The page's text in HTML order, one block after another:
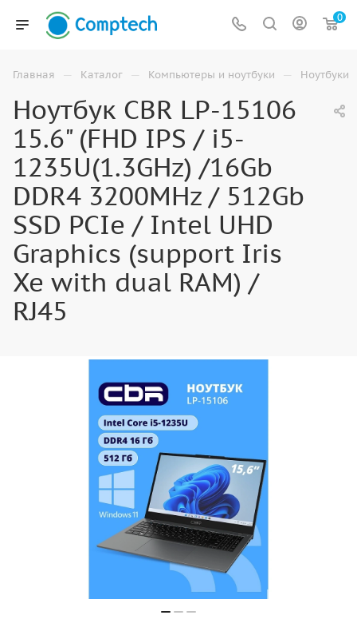
0
Главная — Каталог — Компьютеры и ноутбуки — Ноутбуки
Ноутбук CBR LP-15106
15.6" (FHD IPS / i5-
1235U(1.3GHz) /16Gb
DDR4 3200MHz / 512Gb
SSD PCIe / Intel UHD
Graphics (support Iris
Xe with dual RAM) /
RJ45